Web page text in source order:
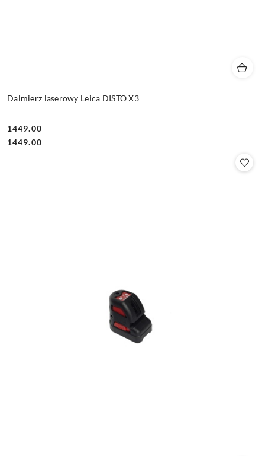
Dalmierz laserowy Leica DISTO X3
Cena:
1449.00
Cena:
1449.00